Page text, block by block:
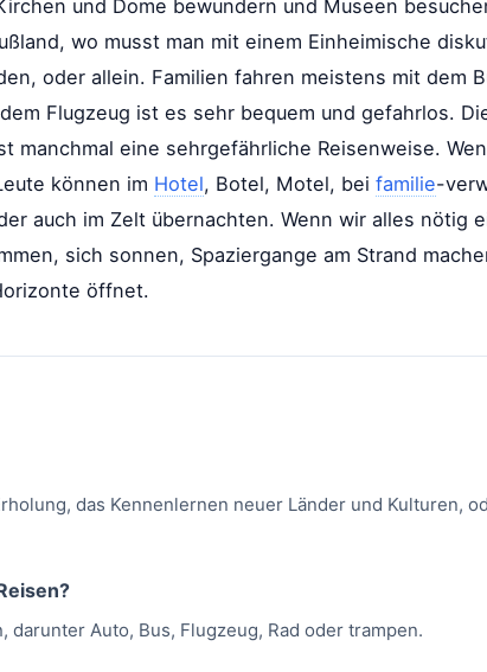
und Dome bewundern und Museen
wo musst man mit einem Einheimische
oder allein. Familien fahren meistens mit dem
Flugzeug ist es sehr bequem und gefahrlos.
manchmal eine sehrgefährliche Reisenweise.
können im Hotel, Botel, Motel, bei familie-
auch im Zelt übernachten. Wenn wir alles nötig
sich sonnen, Spaziergange am Strand
öffnet.
das Kennenlernen neuer Länder und Kulturen,
Auto, Bus, Flugzeug, Rad oder trampen.